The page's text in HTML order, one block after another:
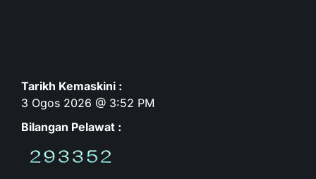
Tarikh Kemaskini :
3 Ogos 2026 @ 3:52 PM
Bilangan Pelawat :